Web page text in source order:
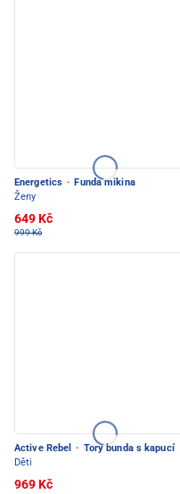
Energetics · Funda mikina
Ženy
649 Kč
999 Kč
Active Rebel · Tory bunda s kapucí
Děti
969 Kč